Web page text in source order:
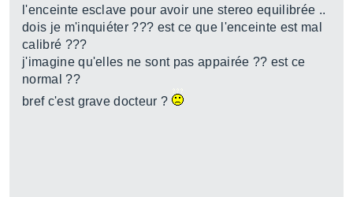
l'enceinte esclave pour avoir une stereo equilibrée ..
dois je m'inquiéter ??? est ce que l'enceinte est mal
calibré ???
j'imagine qu'elles ne sont pas appairée ?? est ce
normal ??
bref c'est grave docteur ?